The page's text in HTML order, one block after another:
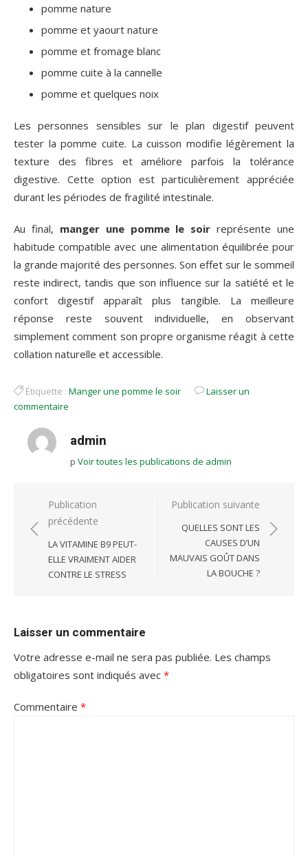
pomme nature
pomme et yaourt nature
pomme et fromage blanc
pomme cuite à la cannelle
pomme et quelques noix
Les personnes sensibles sur le plan digestif peuvent
tester la pomme cuite. La cuisson modifie légèrement la
texture des fibres et améliore parfois la tolérance
digestive. Cette option est particulièrement appréciée
durant les périodes de fragilité intestinale.
Au final, manger une pomme le soir représente une
habitude compatible avec une alimentation équilibrée pour
la grande majorité des personnes. Son effet sur le sommeil
reste indirect, tandis que son influence sur la satiété et le
confort digestif apparaît plus tangible. La meilleure
réponse reste souvent individuelle, en observant
simplement comment son propre organisme réagit à cette
collation naturelle et accessible.
Étiquette : Manger une pomme le soir
Laisser un
commentaire
admin
p Voir toutes les publications de admin
Navigation
de
l’article
Publication
précédente
LA VITAMINE B9 PEUT-
ELLE VRAIMENT AIDER
CONTRE LE STRESS
Publication suivante
QUELLES SONT LES
CAUSES D’UN
MAUVAIS GOÛT DANS
LA BOUCHE ?
Laisser un commentaire
Votre adresse e-mail ne sera pas publiée. Les champs
obligatoires sont indiqués avec *
Commentaire *